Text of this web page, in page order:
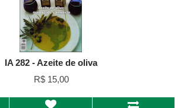
IA 282 - Azeite de oliva
R$ 15,00